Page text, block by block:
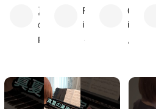
夏
の
思
F
i
v
C
i
e